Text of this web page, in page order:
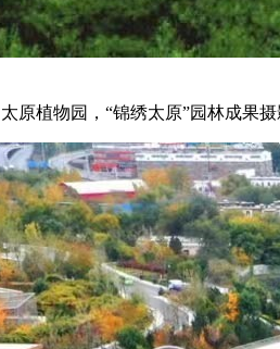
植物园，“锦绣太原”园林成果